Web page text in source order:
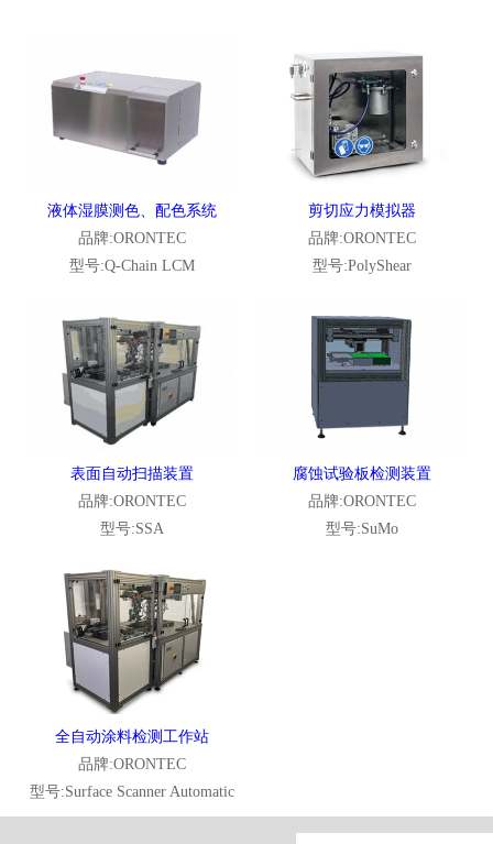
液体湿膜测色、配色系统
品牌:ORONTEC
型号:Q-Chain LCM
剪切应力模拟器
品牌:ORONTEC
型号:PolyShear
表面自动扫描装置
品牌:ORONTEC
型号:SSA
腐蚀试验板检测装置
品牌:ORONTEC
型号:SuMo
全自动涂料检测工作站
品牌:ORONTEC
型号:Surface Scanner Automatic